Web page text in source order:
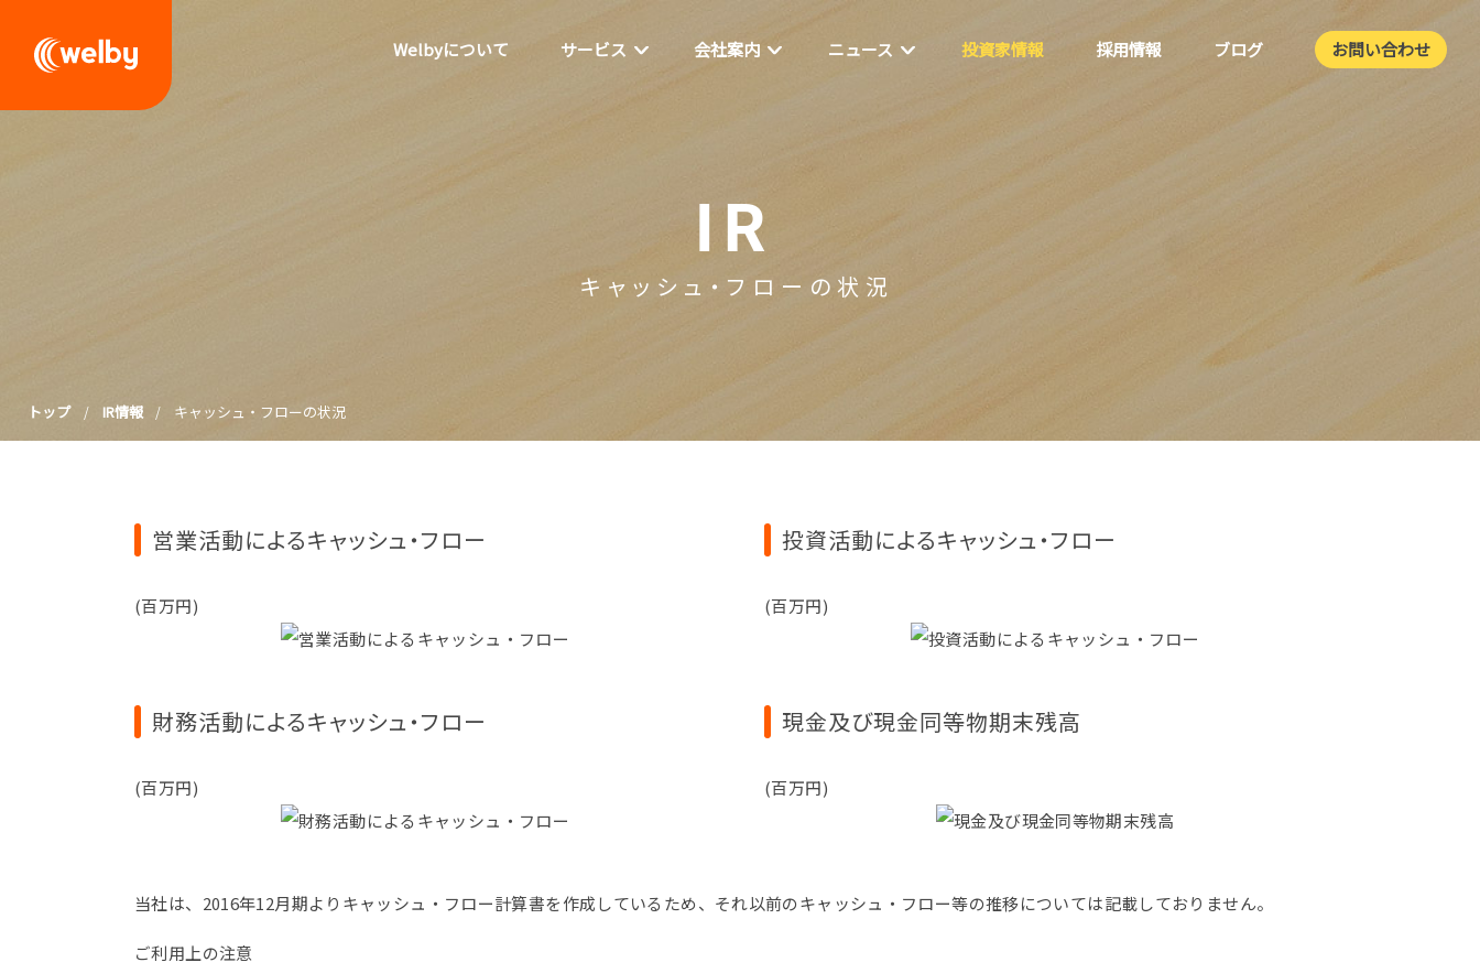
Welbyについて サービス 会社案内 ニュース 投資家情報 採用情報 ブログ お問い合わせ
IR
キャッシュ・フローの状況
トップ IR情報 キャッシュ・フローの状況
営業活動によるキャッシュ・フロー
(百万円)
投資活動によるキャッシュ・フロー
(百万円)
財務活動によるキャッシュ・フロー
(百万円)
現金及び現金同等物期末残高
(百万円)
当社は、2016年12月期よりキャッシュ・フロー計算書を作成しているため、それ以前のキャッシュ・フロー等の推移については記載しておりません。
ご利用上の注意